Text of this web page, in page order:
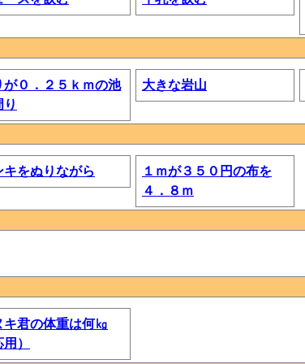
が０．２５ｋｍの池
り
大きな岩山
キをぬりながら
１ｍが３５０円の布を
４．８ｍ
キ君の体重は何㎏
用）